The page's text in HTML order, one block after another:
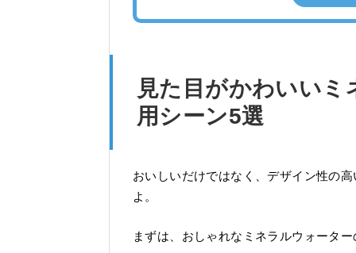
見た目がかわいい
用シーン5選
おいしいだけではなく、デザイン性の
よ。
まずは、おしゃれなミネラルウォータ